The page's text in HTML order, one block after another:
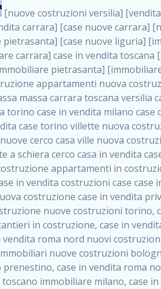
[nuove costruzioni versilia] [vendita case carrara] [immobiliare massa] [case nuove toscana] [case in vendita versilia] [case nuove forte dei marmi] [case in vendita carrara] [case nuove carrara] [nuove costruzioni pietrasanta] [nuove costruzioni forte dei marmi] [immobiliare versilia] [case nuove massa] [case nuove pietrasanta] [case nuove liguria] [immobiliare forte dei marmi] [nuove costruzioni liguria] [nuove costruzioni carrara] [nuove costruzioni massa] [immobiliare carrara] case in vendita toscana [immobiliare liguria] [case in vendita massa] [vendita case massa] [vendita case versilia] [nuove costruzioni toscana] [immobiliare pietrasanta] [immobiliare toscana] [case nuove versilia] nuove costruzioni case nuove in vendita case nuove case in costruzione case nuova costruzione appartamenti nuova costruzione case in vendita nuove costruzioni terreno edificabile nuove costruzioni milano marina di carrara carrara massa massa carrara toscana versilia case in vendita a milano case in vendita a roma appartamenti nuovi in vendita vendita case milano case in vendita torino case in vendita milano case di nuova costruzione nuove costruzioni roma case in vendita roma , case in vendita roma nord . vendita case roma vendita case torino villette nuova costruzione vendita case privati cerco casa milano vendita case impresa edile vendita case genova vendita immobili vendita case nuove cerco casa ville nuova costruzione annunci case in vendita case in vendita nuova costruzione nuove case in vendita case in vendita da privati villette a schiera cerco casa in vendita case in affitto vendita nuove costruzioni costruire case affitto affitto negozio milano cerco casa roma cerco casa nuova costruzione appartamenti in costruzione, case in vendita roma nord . case nuove vendita case in vendita nuove case nuove milano nuove costruzioni morena case in vendita costruzioni case case in vendita tor vergata nuova annunci vendita case case in vendita milano centro, case in vendita roma nord . vendita case nuova costruzione case in vendita privati agenzia immobiliare appartamenti di nuova costruzione ville in costruzione case in vendita a opera nuova costruzione nuove costruzioni torino, case in vendita roma nord . appartamenti nuovi impresa edile roma trova casa costruzioni nuove appartamenti in affitto cantieri in costruzione, case in vendita roma nord . immobiliare nuove costruzioni case in vendita dragona appartamenti in vendita siti vendita case case in vendita roma nord nuovi costruzioni ville nuove in vendita nuove costruzioni in vendita trovocasa cerco casa affitto villette in vendita nuove costruzioni immobiliari nuove costruzioni bologna toscano immobiliare palermo nuovi appartamenti vendita case dragona nuova costruzione case in vendita villaggio prenestino, case in vendita roma nord . case in vendita dal costruttore imprese edili torino nuove costruzioni firenze immobiliare case nuove in costruzione toscano immobiliare milano, case in vendita roma nord . casanuova case in vendita acilia dragona case in vendita di nuova costruzione case in vendita da costruttore nuove costruzioni eur case e cantieri appartamenti in vendita nuova costruzione case in vendita a dragona roma case in vendita nuove case in costruzione porta portese immobiliare appartamenti cerco casa disperatamente case in vendita torresina cascine in vendita vendita immobili roma, case in vendita roma nord . milano nuove costruzioni morena case in vendita costruzioni edili nuove costruzioni catania visure catastali on line gratis nuove costruzioni monza case in costruzione milano, case in vendita roma nord . nuove